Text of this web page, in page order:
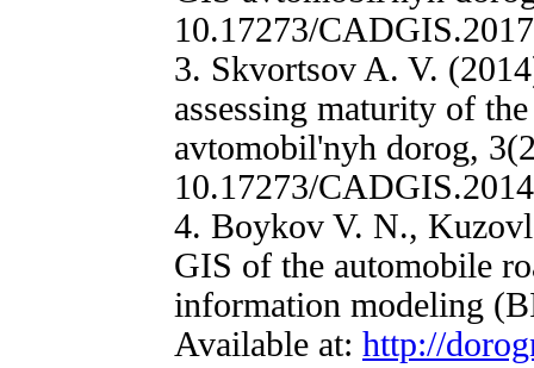
10.17273/
3. Skvortsov A. V.
assessing maturity of
avtomobil'nyh dorog,
10.17273/
4. Boykov V. N.,
GIS of the automobile
information modeling
Available at: http://